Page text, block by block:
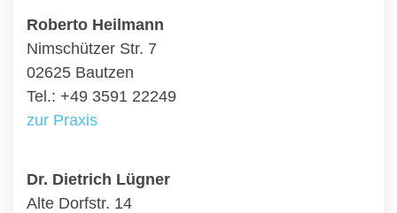
Roberto Heilmann
Nimschützer Str. 7
02625 Bautzen
Tel.: +49 3591 22249
zur Praxis
Dr. Dietrich Lügner
Alte Dorfstr. 14